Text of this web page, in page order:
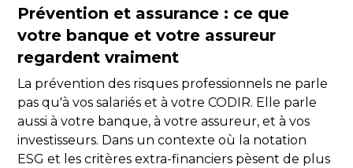
Prévention et assurance : ce que
votre banque et votre assureur
regardent vraiment
La prévention des risques professionnels ne parle
pas qu'à vos salariés et à votre CODIR. Elle parle
aussi à votre banque, à votre assureur, et à vos
investisseurs. Dans un contexte où la notation
ESG et les critères extra-financiers pèsent de plus